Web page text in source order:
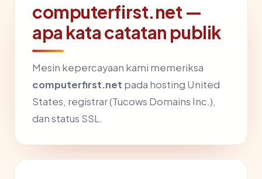
computerfirst.net —
apa kata catatan publik
Mesin kepercayaan kami memeriksa
computerfirst.net pada hosting United
States, registrar (Tucows Domains Inc.),
dan status SSL.